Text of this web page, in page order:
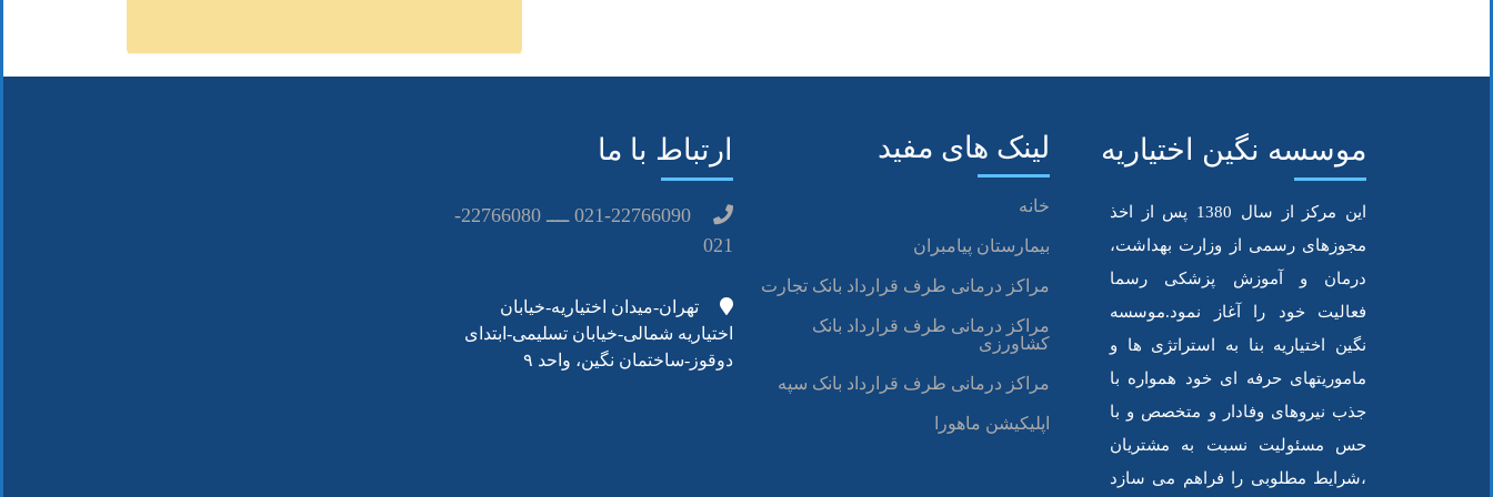
موسسه نگین اختیاریه
این مرکز از سال 1380 پس از اخذ
مجوزهای رسمی از وزارت بهداشت،
درمان و آموزش پزشکی رسما
فعالیت خود را آغاز نمود.موسسه
نگین اختیاریه بنا به استراتژی ها و
ماموریتهای حرفه ای خود همواره با
جذب نیروهای وفادار و متخصص و با
حس مسئولیت نسبت به مشتریان
،شرایط مطلوبی را فراهم می سازد
لینک های مفید
خانه
بیمارستان پیامبران
مراکز درمانی طرف قرارداد بانک تجارت
مراکز درمانی طرف قرارداد بانک
کشاورزی
مراکز درمانی طرف قرارداد بانک سپه
اپلیکیشن ماهورا
ارتباط با ما
021-22766090 ــــ 22766080-
021
تهران-میدان اختیاریه-خیابان
اختیاریه شمالی-خیابان تسلیمی-ابتدای
دوقوز-ساختمان نگین، واحد ۹